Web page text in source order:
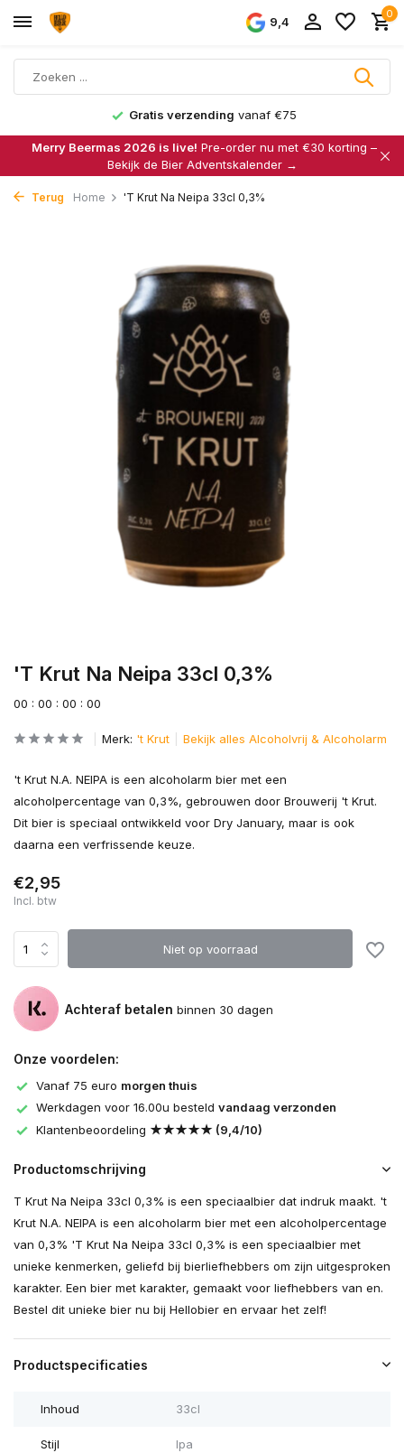
9,4
0
Gratis verzending vanaf €75
Merry Beermas 2026 is live! Pre-order nu met €30 korting –
Bekijk de Bier Adventskalender →
Terug Home 'T Krut Na Neipa 33cl 0,3%
'T Krut Na Neipa 33cl 0,3%
00 : 00 : 00 : 00
Merk: 't Krut Bekijk alles Alcoholvrij & Alcoholarm
't Krut N.A. NEIPA is een alcoholarm bier met een
alcoholpercentage van 0,3%, gebrouwen door Brouwerij 't Krut.
Dit bier is speciaal ontwikkeld voor Dry January, maar is ook
daarna een verfrissende keuze.
€2,95
Incl. btw
Niet op voorraad
Achteraf betalen binnen 30 dagen
Onze voordelen:
Vanaf 75 euro morgen thuis
Werkdagen voor 16.00u besteld vandaag verzonden
Klantenbeoordeling ★★★★★ (9,4/10)
Productomschrijving
T Krut Na Neipa 33cl 0,3% is een speciaalbier dat indruk maakt. 't
Krut N.A. NEIPA is een alcoholarm bier met een alcoholpercentage
van 0,3% 'T Krut Na Neipa 33cl 0,3% is een speciaalbier met
unieke kenmerken, geliefd bij bierliefhebbers om zijn uitgesproken
karakter. Een bier met karakter, gemaakt voor liefhebbers van en.
Bestel dit unieke bier nu bij Hellobier en ervaar het zelf!
Productspecificaties
Inhoud 33cl
Stijl Ipa